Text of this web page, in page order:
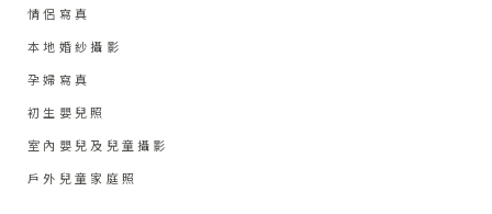
情侶寫真
本地婚紗攝影
孕婦寫真
初生嬰兒照
室內嬰兒及兒童攝影
戶外兒童家庭照